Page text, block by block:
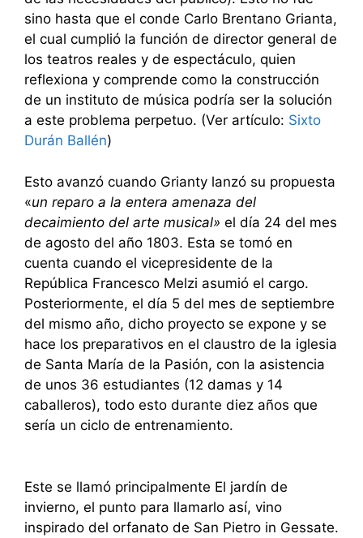
sino hasta que el conde Carlo Brentano Grianta,
el cual cumplió la función de director general de
los teatros reales y de espectáculo, quien
reflexiona y comprende como la construcción
de un instituto de música podría ser la solución
a este problema perpetuo. (Ver artículo: Sixto
Durán Ballén)
Esto avanzó cuando Grianty lanzó su propuesta
«un reparo a la entera amenaza del
decaimiento del arte musical» el día 24 del mes
de agosto del año 1803. Esta se tomó en
cuenta cuando el vicepresidente de la
República Francesco Melzi asumió el cargo.
Posteriormente, el día 5 del mes de septiembre
del mismo año, dicho proyecto se expone y se
hace los preparativos en el claustro de la iglesia
de Santa María de la Pasión, con la asistencia
de unos 36 estudiantes (12 damas y 14
caballeros), todo esto durante diez años que
sería un ciclo de entrenamiento.
Este se llamó principalmente El jardín de
invierno, el punto para llamarlo así, vino
inspirado del orfanato de San Pietro in Gessate.